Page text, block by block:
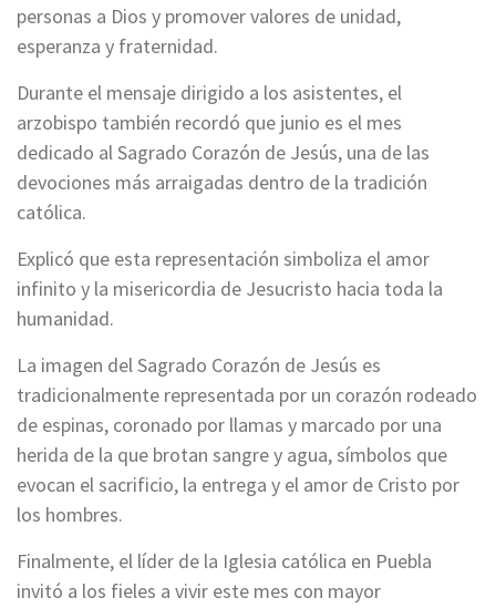
personas a Dios y promover valores de unidad,
esperanza y fraternidad.
Durante el mensaje dirigido a los asistentes, el
arzobispo también recordó que junio es el mes
dedicado al Sagrado Corazón de Jesús, una de las
devociones más arraigadas dentro de la tradición
católica.
Explicó que esta representación simboliza el amor
infinito y la misericordia de Jesucristo hacia toda la
humanidad.
La imagen del Sagrado Corazón de Jesús es
tradicionalmente representada por un corazón rodeado
de espinas, coronado por llamas y marcado por una
herida de la que brotan sangre y agua, símbolos que
evocan el sacrificio, la entrega y el amor de Cristo por
los hombres.
Finalmente, el líder de la Iglesia católica en Puebla
invitó a los fieles a vivir este mes con mayor